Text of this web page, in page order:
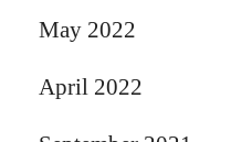
May 2022
April 2022